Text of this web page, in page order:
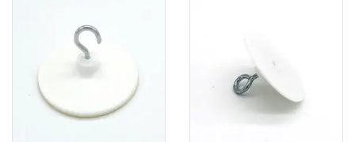
Remember me